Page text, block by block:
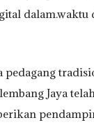
dalam.waktu
pedagang
Jaya